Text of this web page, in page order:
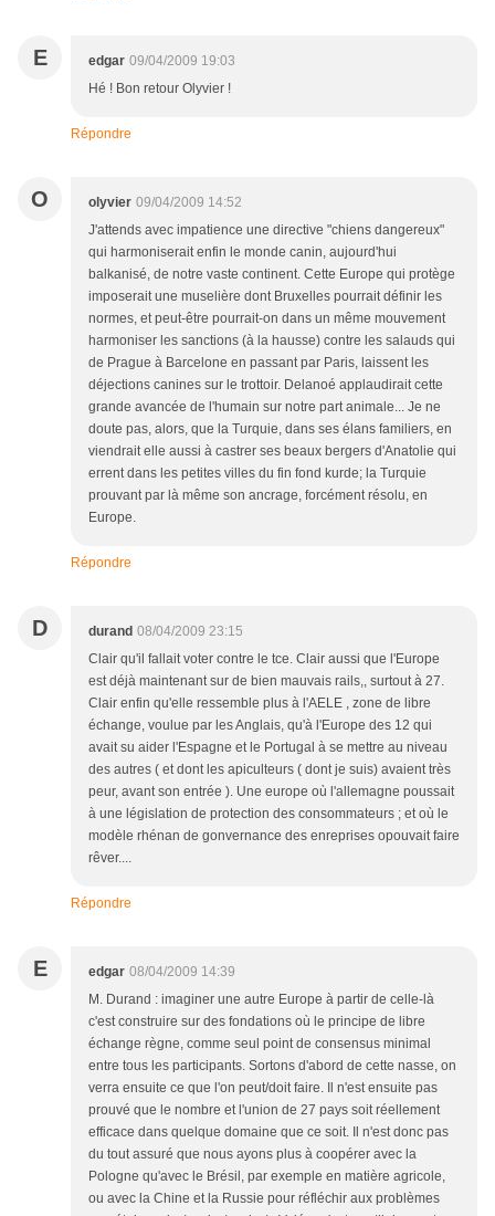
E edgar 09/04/2009 19:03
Hé ! Bon retour Olyvier !
Répondre
O olyvier 09/04/2009 14:52
J'attends avec impatience une directive "chiens dangereux"
qui harmoniserait enfin le monde canin, aujourd'hui
balkanisé, de notre vaste continent. Cette Europe qui protège
imposerait une muselière dont Bruxelles pourrait définir les
normes, et peut-être pourrait-on dans un même mouvement
harmoniser les sanctions (à la hausse) contre les salauds qui
de Prague à Barcelone en passant par Paris, laissent les
déjections canines sur le trottoir. Delanoé applaudirait cette
grande avancée de l'humain sur notre part animale... Je ne
doute pas, alors, que la Turquie, dans ses élans familiers, en
viendrait elle aussi à castrer ses beaux bergers d'Anatolie qui
errent dans les petites villes du fin fond kurde; la Turquie
prouvant par là même son ancrage, forcément résolu, en
Europe.
Répondre
D durand 08/04/2009 23:15
Clair qu'il fallait voter contre le tce. Clair aussi que l'Europe
est déjà maintenant sur de bien mauvais rails,, surtout à 27.
Clair enfin qu'elle ressemble plus à l'AELE , zone de libre
échange, voulue par les Anglais, qu'à l'Europe des 12 qui
avait su aider l'Espagne et le Portugal à se mettre au niveau
des autres ( et dont les apiculteurs ( dont je suis) avaient très
peur, avant son entrée ). Une europe où l'allemagne poussait
à une législation de protection des consommateurs ; et où le
modèle rhénan de gonvernance des enreprises opouvait faire
rêver....
Répondre
E edgar 08/04/2009 14:39
M. Durand : imaginer une autre Europe à partir de celle-là
c'est construire sur des fondations où le principe de libre
échange règne, comme seul point de consensus minimal
entre tous les participants. Sortons d'abord de cette nasse, on
verra ensuite ce que l'on peut/doit faire. Il n'est ensuite pas
prouvé que le nombre et l'union de 27 pays soit réellement
efficace dans quelque domaine que ce soit. Il n'est donc pas
du tout assuré que nous ayons plus à coopérer avec la
Pologne qu'avec le Brésil, par exemple en matière agricole,
ou avec la Chine et la Russie pour réfléchir aux problèmes